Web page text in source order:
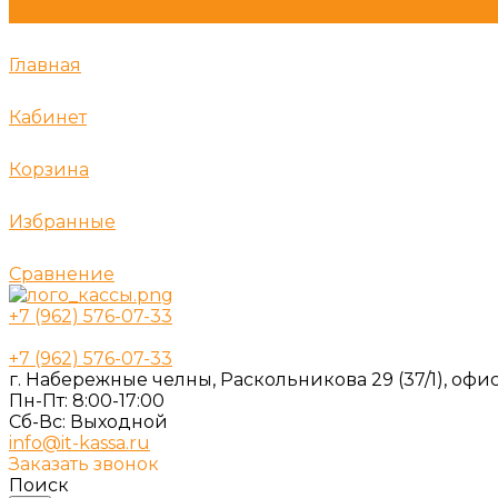
Главная
Кабинет
Корзина
Избранные
Сравнение
+7 (962) 576-07-33
+7 (962) 576-07-33
г. Набережные челны, Раскольникова 29 (37/1),
Пн-Пт: 8:00-17:00
Cб-Вс: Выходной
info@it-kassa.ru
Заказать звонок
Поиск